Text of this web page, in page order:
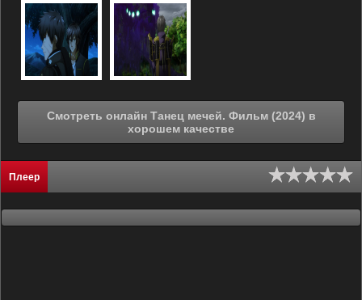
Смотреть онлайн Танец мечей. Фильм (2024) в
хорошем качестве
Плеер